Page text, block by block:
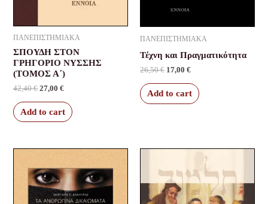
ΠΑΝΕΠΙΣΤΗΜΙΑΚΑ
ΣΠΟΥΔΗ ΣΤΟΝ
ΓΡΗΓΟΡΙΟ ΝΥΣΣΗΣ
(ΤΟΜΟΣ Α΄)
42,40€ 27,00€
Add to cart
ΠΑΝΕΠΙΣΤΗΜΙΑΚΑ
Τέχνη και Πραγματικότητα
26,50€ 17,00 €
Add to cart
Original
price
was:
58,30 €.
Current
price
is:
40,00 €.
was:
31,80 €.
price
is:
24,00 €.